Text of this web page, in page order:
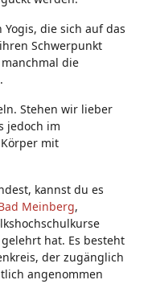
die sich auf das
Schwerpunkt
die
Stehen wir lieber
jedoch im
mit
kannst du es
Meinberg,
hat. Es besteht
der zugänglich
angenommen